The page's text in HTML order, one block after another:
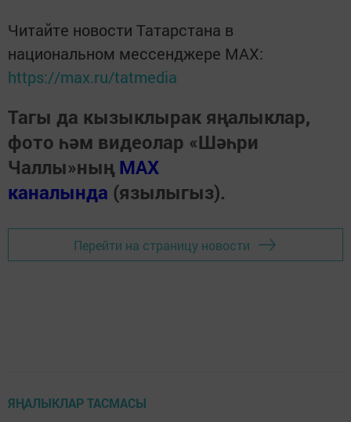
Читайте новости Татарстана в
национальном мессенджере MАХ:
https://max.ru/tatmedia
Тагы да кызыклырак яңалыклар,
фото һәм видеолар «Шәһри
Чаллы»ның MAX
каналында (язылыгыз).
Перейти на страницу новости
ЯҢАЛЫКЛАР ТАСМАСЫ